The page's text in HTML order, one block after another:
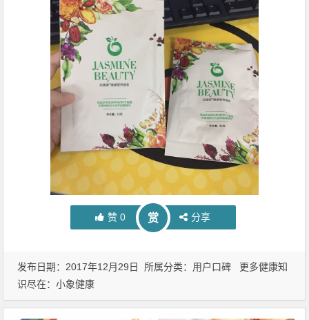
赞 0 赏 分享
发布日期：2017年12月29日 所属分类： 用户口碑 更多健康知
识尽在：小象健康